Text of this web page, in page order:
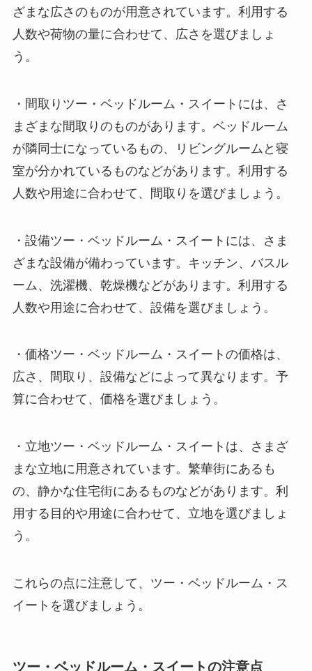
ざまな広さのものが用意されています。利用する
人数や荷物の量に合わせて、広さを選びましょ
う。
・ 間取り ツー・ベッドルーム・スイートには、さ
まざまな間取りのものがあります。ベッドルーム
が隣同士になっているもの、リビングルームと寝
室が分かれているものなどがあります。利用する
人数や用途に合わせて、間取りを選びましょう。
・ 設備ツー・ベッドルーム・スイートには、さま
ざまな設備が備わっています。キッチン、バスル
ーム、洗濯機、乾燥機などがあります。利用する
人数や用途に合わせて、設備を選びましょう。
・ 価格ツー・ベッドルーム・スイートの価格は、
広さ、間取り、設備などによって異なります。予
算に合わせて、価格を選びましょう。
・ 立地ツー・ベッドルーム・スイートは、さまざ
まな立地に用意されています。繁華街にあるも
の、静かな住宅街にあるものなどがあります。利
用する目的や用途に合わせて、立地を選びましょ
う。
これらの点に注意して、ツー・ベッドルーム・ス
イートを選びましょう。
ツー・ベッドルーム・スイートの注意点